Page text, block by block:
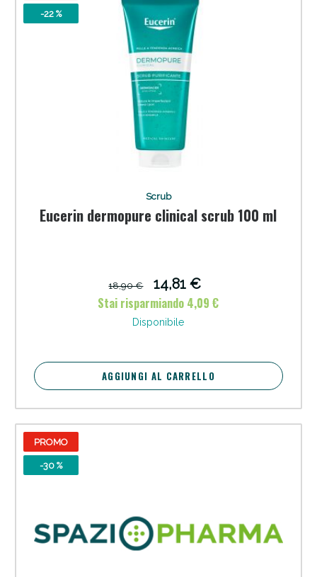
-22 %
Scrub
Eucerin dermopure clinical scrub 100 ml
18,90 €
14,81 €
Stai risparmiando 4,09 €
Disponibile
AGGIUNGI AL CARRELLO
PROMO
-30 %